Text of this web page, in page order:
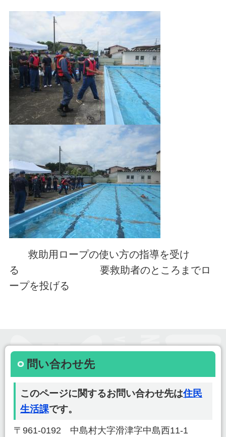
救助用ロープの使い方の指導を受け
る 要救助者のところまでロ
ープを投げる
問い合わせ先
このページに関するお問い合わせ先は住民
生活課です。
〒961-0192 中島村大字滑津字中島西11-1